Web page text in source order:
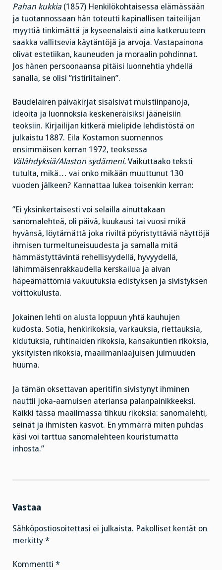
Pahan kukkia (1857) Henkilökohtaisessa elämässään
ja tuotannossaan hän toteutti kapinallisen taiteilijan
myyttiä tinkimättä ja kyseenalaisti aina katkeruuteen
saakka vallitsevia käytäntöjä ja arvoja. Vastapainona
olivat estetiikan, kauneuden ja moraalin pohdinnat.
Jos hänen persoonaansa pitäisi luonnehtia yhdellä
sanalla, se olisi ”ristiriitainen”.
Baudelairen päiväkirjat sisälsivät muistiinpanoja,
ideoita ja luonnoksia keskeneräisiksi jääneisiin
teoksiin. Kirjailijan kitkerä mielipide lehdistöstä on
julkaistu 1887. Eila Kostamon suomennos
ensimmäisen kerran 1972, teoksessa
Välähdyksiä/Alaston sydämeni. Vaikuttaako teksti
tutulta, mikä… vai onko mikään muuttunut 130
vuoden jälkeen? Kannattaa lukea toisenkin kerran:
”Ei yksinkertaisesti voi selailla ainuttakaan
sanomalehteä, oli päivä, kuukausi tai vuosi mikä
hyvänsä, löytämättä joka riviltä pöyristyttäviä näyttöjä
ihmisen turmeltuneisuudesta ja samalla mitä
hämmästyttävintä rehellisyydellä, hyvyydellä,
lähimmäisenrakkaudella kerskailua ja aivan
häpeämättömiä vakuutuksia edistyksen ja sivistyksen
voittokulusta.
Jokainen lehti on alusta loppuun yhtä kauhujen
kudosta. Sotia, henkirikoksia, varkauksia, riettauksia,
kidutuksia, ruhtinaiden rikoksia, kansakuntien rikoksia,
yksityisten rikoksia, maailmanlaajuisen julmuuden
huuma.
Ja tämän oksettavan aperitifin sivistynyt ihminen
nauttii joka-aamuisen ateriansa palanpainikkeeksi.
Kaikki tässä maailmassa tihkuu rikoksia: sanomalehti,
seinät ja ihmisten kasvot. En ymmärrä miten puhdas
käsi voi tarttua sanomalehteen kouristumatta
inhosta.”
Vastaa
Sähköpostiosoitettasi ei julkaista. Pakolliset kentät on
merkitty *
Kommentti *